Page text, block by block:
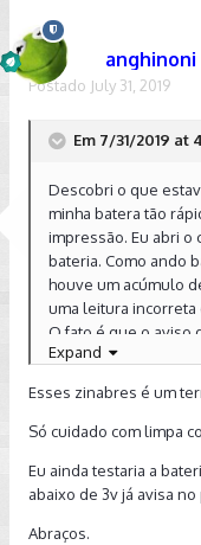
anghinoni
Postado July 31, 2019
Em 7/31/2019 at
Descobri o que
minha batera tão
impressão. Eu abri o
bateria. Como ando
houve um acúmulo
uma leitura incorreta
O fato é que o aviso
após eu fazer a
Enviado do meu
Expand
Esses zinabres é um
Só cuidado com limpa
Eu ainda testaria a
abaixo de 3v já avisa no
Abraços.